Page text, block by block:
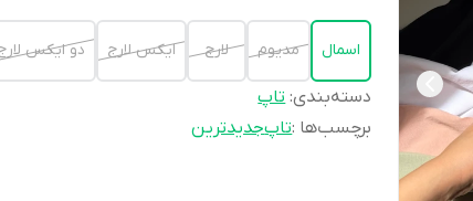
اسمال مديوم لارج ايكس لارج دو ايكس
دسته‌بندی:تاپ
برچسب‌ها :تاپجديدترين